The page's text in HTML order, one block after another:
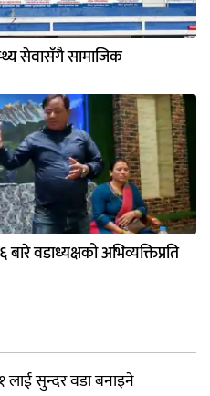
सेवासँगै सामाजिक
वडाध्यक्षको अभिव्यक्तिप्रति
लाई सुन्दर वडा बनाइने